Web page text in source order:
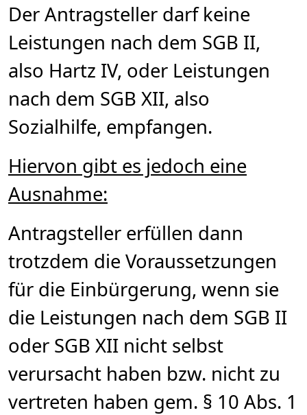
Der Antragsteller darf keine
Leistungen nach dem SGB II,
also Hartz IV, oder Leistungen
nach dem SGB XII, also
Sozialhilfe, empfangen.
Hiervon gibt es jedoch eine
Ausnahme:
Antragsteller erfüllen dann
trotzdem die Voraussetzungen
für die Einbürgerung, wenn sie
die Leistungen nach dem SGB II
oder SGB XII nicht selbst
verursacht haben bzw. nicht zu
vertreten haben gem. § 10 Abs. 1